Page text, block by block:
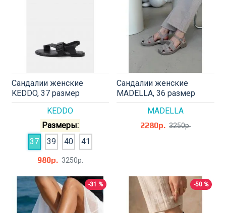
KEDDO
Сандалии женские
KEDDO, 37 размер
Размеры:
37
39 40
41
980р. 3250р.
MADELLA
Сандалии женские
MADELLA, 36 размер
2280р. 3250р.
-31 % -50 %